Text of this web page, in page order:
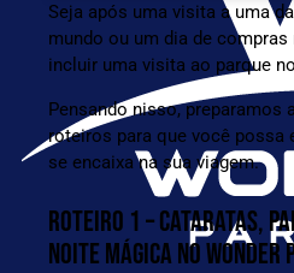
Seja após uma visita a uma
mundo ou um dia de compras
incluir uma visita ao parque
Pensando nisso, preparamos
roteiros para que você possa
se encaixa na sua viagem.
ROTEIRO 1 – CATARATAS,
NOITE MÁGICA NO WONDER